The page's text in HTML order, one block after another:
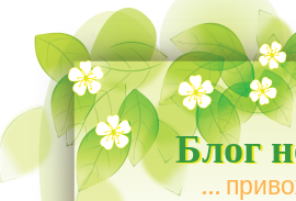
Блог
…